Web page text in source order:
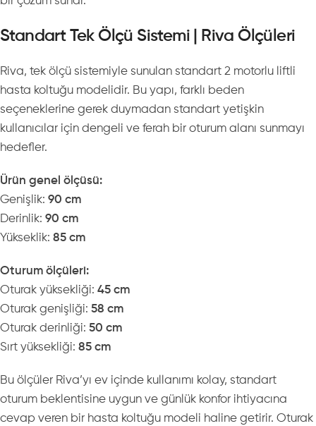
Standart Tek Ölçü Sistemi | Riva Ölçüleri
Riva, tek ölçü sistemiyle sunulan standart 2 motorlu liftli
hasta koltuğu modelidir. Bu yapı, farklı beden
seçeneklerine gerek duymadan standart yetişkin
kullanıcılar için dengeli ve ferah bir oturum alanı sunmayı
hedefler.
Ürün genel ölçüsü:
Genişlik: 90 cm
Derinlik: 90 cm
Yükseklik: 85 cm
Oturum ölçüleri:
Oturak yüksekliği: 45 cm
Oturak genişliği: 58 cm
Oturak derinliği: 50 cm
Sırt yüksekliği: 85 cm
Bu ölçüler Riva’yı ev içinde kullanımı kolay, standart
oturum beklentisine uygun ve günlük konfor ihtiyacına
cevap veren bir hasta koltuğu modeli haline getirir. Oturak